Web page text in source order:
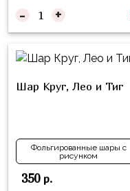
- +
Шар Круг, Лео и Тиг
Фольгированные шары с
рисунком
350р.
рисунком
Фольгированные
фигуры
композиции
Цифры
Шары
Холодное
Сердце
Маленький
Боб
Буба